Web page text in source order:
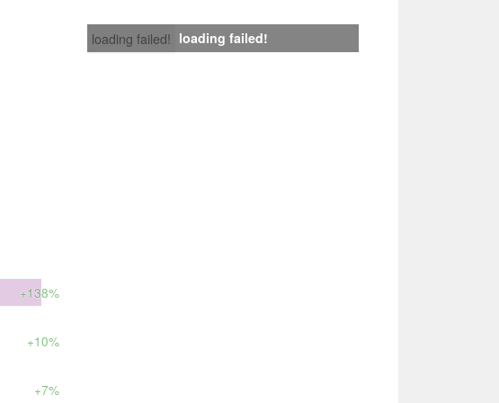
loading failed! loading failed!
+138%
+10%
+7%